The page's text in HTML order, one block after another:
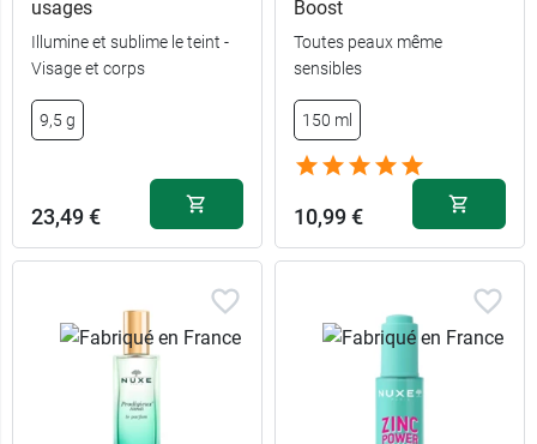
usages
Illumine et sublime le teint -
Visage et corps
9,5 g
23,49 €
Boost
Toutes peaux même
sensibles
150 ml
10,99 €